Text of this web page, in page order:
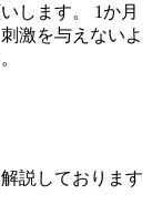
します。 1か月
激を与えないよ
説しております